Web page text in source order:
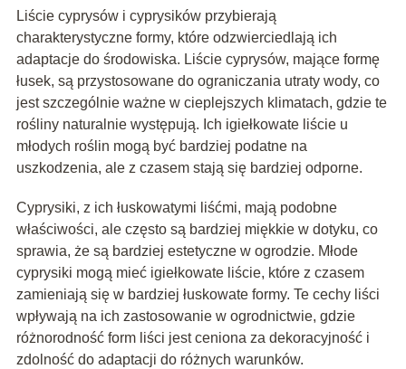
Liście cyprysów i cyprysików przybierają
charakterystyczne formy, które odzwierciedlają ich
adaptacje do środowiska. Liście cyprysów, mające formę
łusek, są przystosowane do ograniczania utraty wody, co
jest szczególnie ważne w cieplejszych klimatach, gdzie te
rośliny naturalnie występują. Ich igiełkowate liście u
młodych roślin mogą być bardziej podatne na
uszkodzenia, ale z czasem stają się bardziej odporne.
Cyprysiki, z ich łuskowatymi liśćmi, mają podobne
właściwości, ale często są bardziej miękkie w dotyku, co
sprawia, że są bardziej estetyczne w ogrodzie. Młode
cyprysiki mogą mieć igiełkowate liście, które z czasem
zamieniają się w bardziej łuskowate formy. Te cechy liści
wpływają na ich zastosowanie w ogrodnictwie, gdzie
różnorodność form liści jest ceniona za dekoracyjność i
zdolność do adaptacji do różnych warunków.